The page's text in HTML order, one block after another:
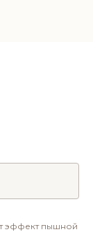
эффект пышной